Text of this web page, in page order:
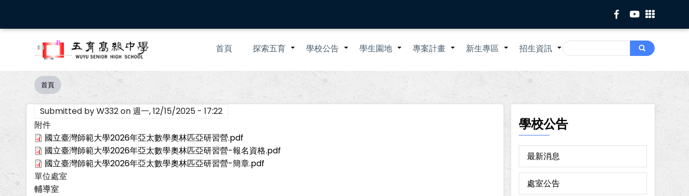
主
Search
Search
Main
navigation
首頁 +
探索五育 +
學校公告 +
學生園地 +
專案計畫 +
新生專區 +
招生資訊
導
航
連
結
首頁
Submitted byW332on週一, 12/15/2025 - 17:22
附件
國立臺灣師範大學2026年亞太數學奧林匹亞研習營.pdf
國立臺灣師範大學2026年亞太數學奧林匹亞研習營-報名資格.pdf
國立臺灣師範大學2026年亞太數學奧林匹亞研習營-簡章.pdf
單位處室
輔導室
學校公告
最新消息
處室公告